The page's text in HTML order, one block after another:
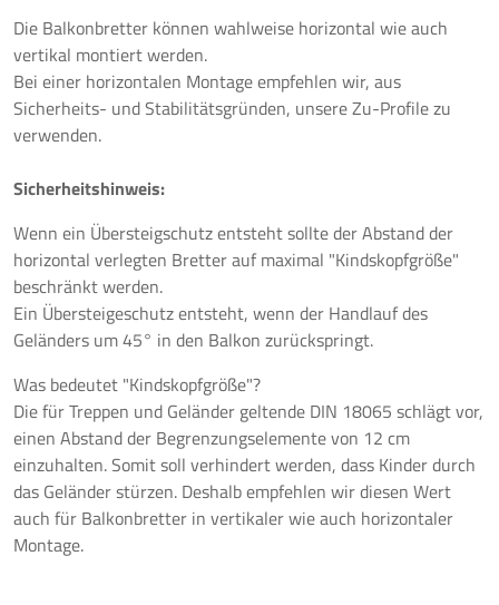
Die Balkonbretter können wahlweise horizontal wie auch
vertikal montiert werden.
Bei einer horizontalen Montage empfehlen wir, aus
Sicherheits- und Stabilitätsgründen, unsere Zu-Profile zu
verwenden.
Sicherheitshinweis:
Wenn ein Übersteigschutz entsteht sollte der Abstand der
horizontal verlegten Bretter auf maximal "Kindskopfgröße"
beschränkt werden.
Ein Übersteigeschutz entsteht, wenn der Handlauf des
Geländers um 45° in den Balkon zurückspringt.
Was bedeutet "Kindskopfgröße"?
Die für Treppen und Geländer geltende DIN 18065 schlägt vor,
einen Abstand der Begrenzungselemente von 12 cm
einzuhalten. Somit soll verhindert werden, dass Kinder durch
das Geländer stürzen. Deshalb empfehlen wir diesen Wert
auch für Balkonbretter in vertikaler wie auch horizontaler
Montage.